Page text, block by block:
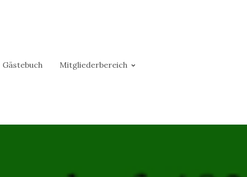
Gästebuch Mitgliederbereich